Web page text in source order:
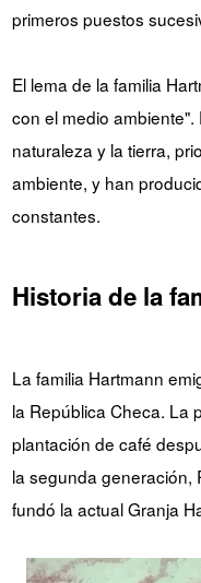
primeros puestos
El lema de la familia
con el medio
naturaleza y la tierra,
ambiente, y han
constantes.
Historia de la
La familia Hartmann
la República Checa. La
plantación de café
la segunda generación,
fundó la actual Granja